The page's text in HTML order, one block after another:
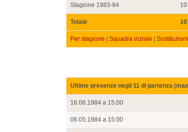
Stagione 1983-84 10
Totale 10
Per stagione | Squadra inziale | Sostituzioni
Ultime presenze negli 11 di partenza
16.06.1984 a 15:00
06.05.1984 a 15:00